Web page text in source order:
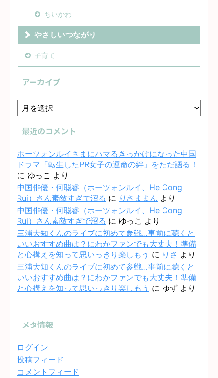
ちいかわ
やさしいつながり
子育て
アーカイブ
最近のコメント
ホーツォンルイさまにハマるきっかけになった中国
ドラマ「転生したPR女子の運命の絆」をただ語る！
に ゆっこ より
中国俳優・何聪睿（ホーツォンルイ、He Cong
Rui）さん素敵すぎで沼る に りさままん より
中国俳優・何聪睿（ホーツォンルイ、He Cong
Rui）さん素敵すぎで沼る に ゆっこ より
三浦大知くんのライブに初めて参戦…事前に聴くと
いいおすすめ曲は？にわかファンでも大丈夫！準備
と心構えを知って思いっきり楽しもう に りさ より
三浦大知くんのライブに初めて参戦…事前に聴くと
いいおすすめ曲は？にわかファンでも大丈夫！準備
と心構えを知って思いっきり楽しもう に ゆず より
メタ情報
ログイン
投稿フィード
コメントフィード